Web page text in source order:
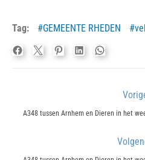
Tag: GEMEENTE RHEDEN
navigatie
Previous
A348 tussen Arnhem en Dieren in het